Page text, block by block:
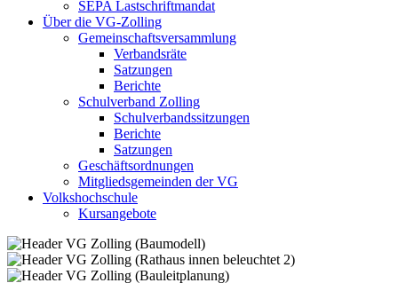
SEPA Lastschriftmandat
Über die VG-Zolling
Gemeinschaftsversammlung
Verbandsräte
Satzungen
Berichte
Schulverband Zolling
Schulverbandssitzungen
Berichte
Satzungen
Geschäftsordnungen
Mitgliedsgemeinden der VG
Volkshochschule
Kursangebote